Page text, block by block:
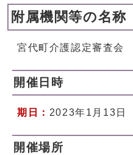
附属機関等の名称
宮代町介護認定審査会
開催日時
期日： 2023年1月13日
開催場所